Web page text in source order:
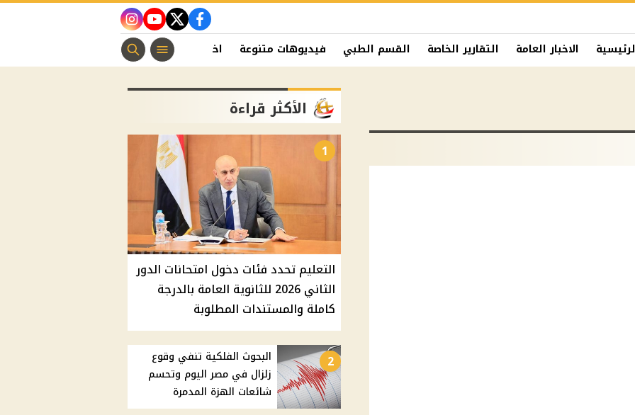
facebook
twitter
youtube
instagram
الاخبار العامة التقارير الخاصة القسم الطبي فيديوهات متنوعة اخبار الفن منوعات مسيحية
الأكثر قراءة
1
التعليم تحدد فئات دخول امتحانات الدور
الثاني 2026 للثانوية العامة بالدرجة
كاملة والمستندات المطلوبة
2
البحوث الفلكية تنفي وقوع
زلزال في مصر اليوم وتحسم
شائعات الهزة المدمرة